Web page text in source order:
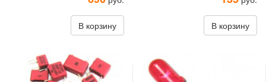
В корзину В корзину